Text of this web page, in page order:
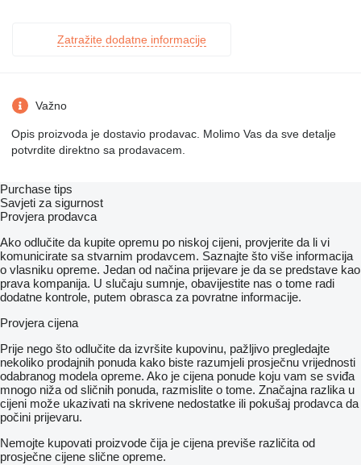
Zatražite dodatne informacije
Važno
Opis proizvoda je dostavio prodavac. Molimo Vas da sve detalje
potvrdite direktno sa prodavacem.
Purchase tips
Savjeti za sigurnost
Provjera prodavca
Ako odlučite da kupite opremu po niskoj cijeni, provjerite da li vi
komunicirate sa stvarnim prodavcem. Saznajte što više informacija
o vlasniku opreme. Jedan od načina prijevare je da se predstave kao
prava kompanija. U slučaju sumnje, obavijestite nas o tome radi
dodatne kontrole, putem obrasca za povratne informacije.
Provjera cijena
Prije nego što odlučite da izvršite kupovinu, pažljivo pregledajte
nekoliko prodajnih ponuda kako biste razumjeli prosječnu vrijednosti
odabranog modela opreme. Ako je cijena ponude koju vam se sviđa
mnogo niža od sličnih ponuda, razmislite o tome. Značajna razlika u
cijeni može ukazivati ​​na skrivene nedostatke ili pokušaj prodavca da
počini prijevaru.
Nemojte kupovati proizvode čija je cijena previše različita od
prosječne cijene slične opreme.